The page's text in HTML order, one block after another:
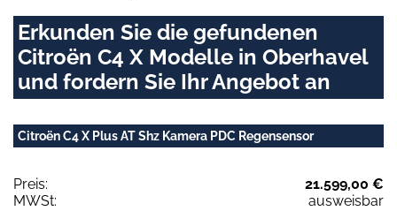
Erkunden Sie die gefundenen
Citroën C4 X Modelle in Oberhavel
und fordern Sie Ihr Angebot an
Citroën C4 X Plus AT Shz Kamera PDC Regensensor
Preis:
21.599,00 €
MWSt:
ausweisbar